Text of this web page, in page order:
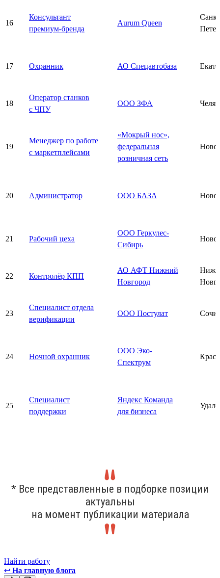
16
Консультант
премиум-бренда
Aurum Queen
17 Охранник АО Спецавтобаза
18
Оператор станков
с ЧПУ
ООО ЗФА
19
Менеджер по работе
с маркетплейсами
«Мокрый нос»,
федеральная
розничная сеть
20 Администратор ООО БАЗА
21 Рабочий цеха
ООО Геркулес-
Сибирь
22 Контролёр КПП
АО АФТ Нижний
Новгород
23
Специалист отдела
верификации
ООО Постулат Сочи
24 Ночной охранник
ООО Эко-
Спектрум
25
Специалист
поддержки
Яндекс Команда
для бизнеса
* Все представленные в подборке позиции
актуальны
на момент публикации материала
Найти работу
↩ На главную блога